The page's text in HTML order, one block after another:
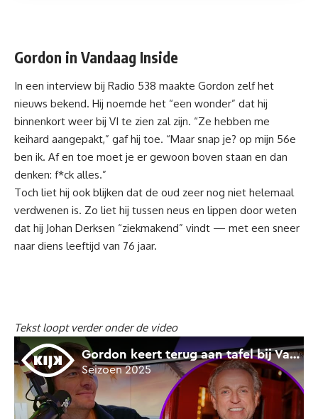
Gordon in Vandaag Inside
In een interview bij Radio 538 maakte Gordon zelf het
nieuws bekend. Hij noemde het “een wonder” dat hij
binnenkort weer bij VI te zien zal zijn. “Ze hebben me
keihard aangepakt,” gaf hij toe. “Maar snap je? op mijn 56e
ben ik. Af en toe moet je er gewoon boven staan en dan
denken: f*ck alles.”
Toch liet hij ook blijken dat de oud zeer nog niet helemaal
verdwenen is. Zo liet hij tussen neus en lippen door weten
dat hij Johan Derksen “ziekmakend” vindt — met een sneer
naar diens leeftijd van 76 jaar.
Tekst loopt verder onder de video